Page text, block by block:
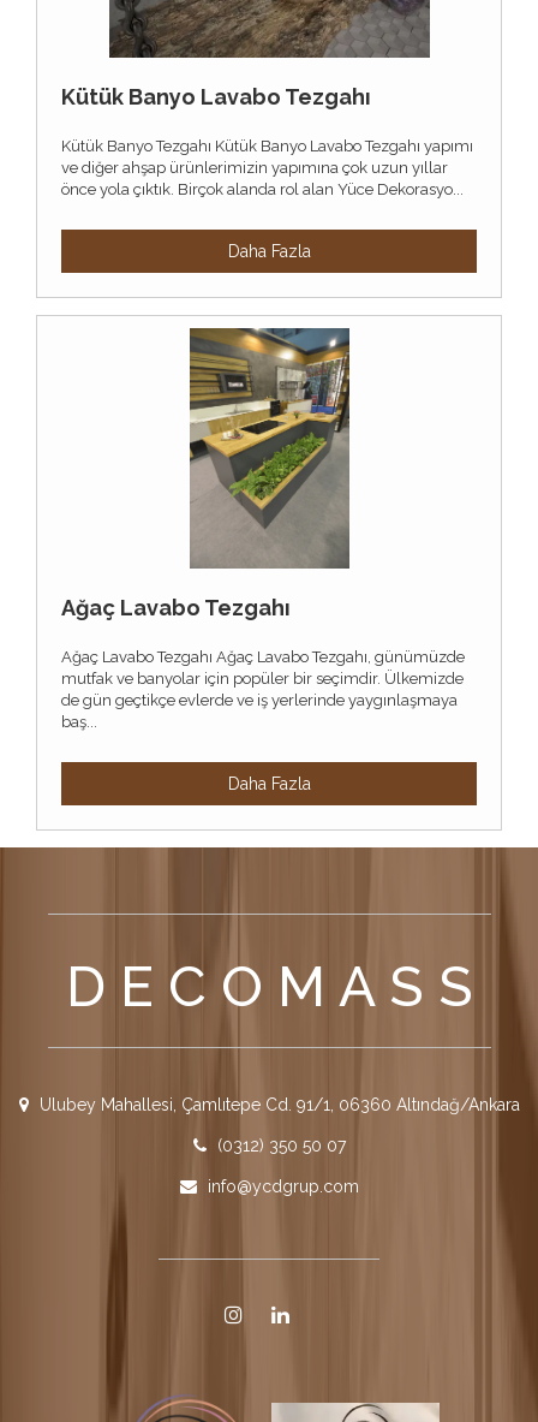
Kütük Banyo Lavabo Tezgahı
Kütük Banyo Tezgahı Kütük Banyo Lavabo Tezgahı yapımı
ve diğer ahşap ürünlerimizin yapımına çok uzun yıllar
önce yola çıktık. Birçok alanda rol alan Yüce Dekorasyo...
Daha Fazla
Ağaç Lavabo Tezgahı
Ağaç Lavabo Tezgahı Ağaç Lavabo Tezgahı, günümüzde
mutfak ve banyolar için popüler bir seçimdir. Ülkemizde
de gün geçtikçe evlerde ve iş yerlerinde yaygınlaşmaya
baş...
Daha Fazla
D E C O M A S S
Ulubey Mahallesi, Çamlıtepe Cd. 91/1, 06360 Altındağ/Ankara
(0312) 350 50 07
info@ycdgrup.com